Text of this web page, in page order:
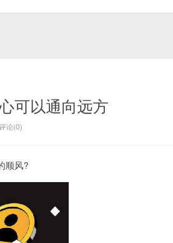
可以通向远方
论(0)
顺风?